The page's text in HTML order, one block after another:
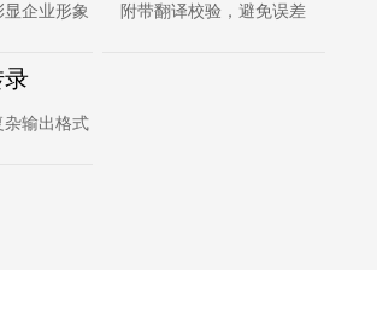
企业形象 附带翻译校验，避免误差
录
杂输出格式